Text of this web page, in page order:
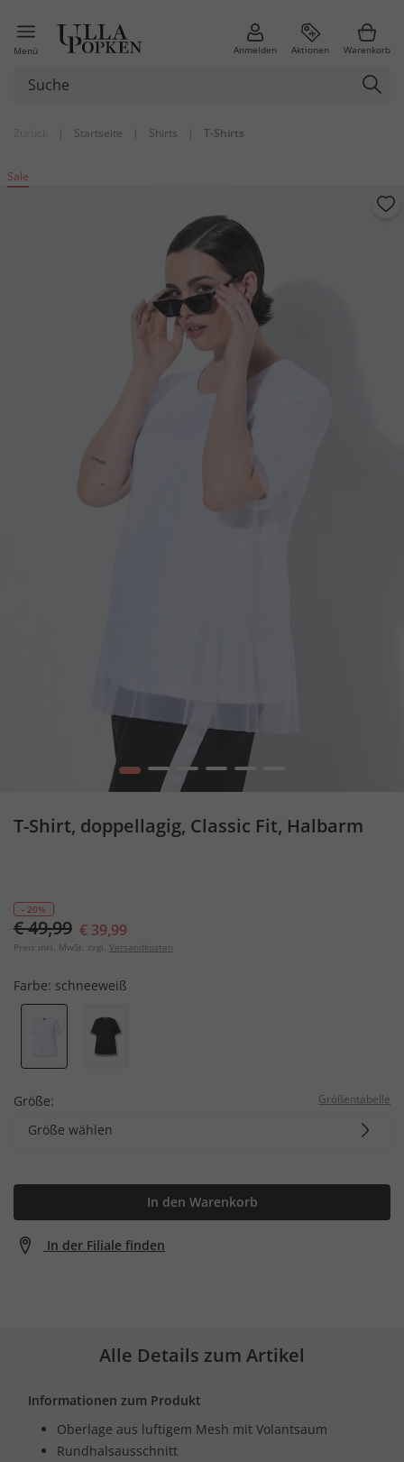
Menü Anmelden Aktionen Warenkorb
| Startseite | Shirts | T-Shirts
Sale
1 2 3 4 5
T-Shirt, doppellagig, Classic Fit, Halbarm
- 20%
€ 49,99 € 39,99
Preis inkl. MwSt. zzgl. Versandkosten
Farbe: schneeweiß
Größe: Größentabelle
Größe wählen
In den Warenkorb
In der Filiale finden
Alle Details zum Artikel
Informationen zum Produkt
Oberlage aus luftigem Mesh mit Volantsaum
Rundhalsausschnitt